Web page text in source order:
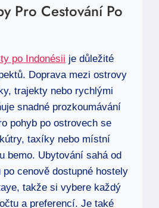
Pro Cestování Po
po Indonésii je důležité
Doprava mezi ostrovy
trajekty nebo rychlými
snadné prozkoumávání
pohyb po ostrovech se
taxíky nebo místní
bemo. Ubytování sahá od
po cenově dostupné hostely
takže si vybere každý
a preferencí. Je také